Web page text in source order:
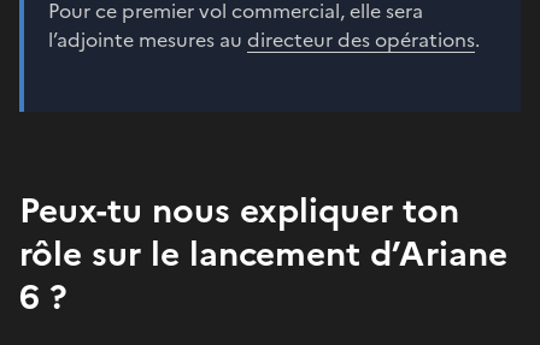
Pour ce premier vol commercial, elle sera
l’adjointe mesures au directeur des opérations.
Peux-tu nous expliquer ton
rôle sur le lancement d’Ariane
6 ?